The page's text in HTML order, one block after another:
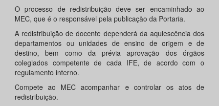
O processo de redistribuição deve ser encaminhado ao
MEC, que é o responsável pela publicação da Portaria.
A redistribuição de docente dependerá da aquiescência dos
departamentos ou unidades de ensino de origem e de
destino, bem como da prévia aprovação dos órgãos
colegiados competente de cada IFE, de acordo com o
regulamento interno.
Compete ao MEC acompanhar e controlar os atos de
redistribuição.